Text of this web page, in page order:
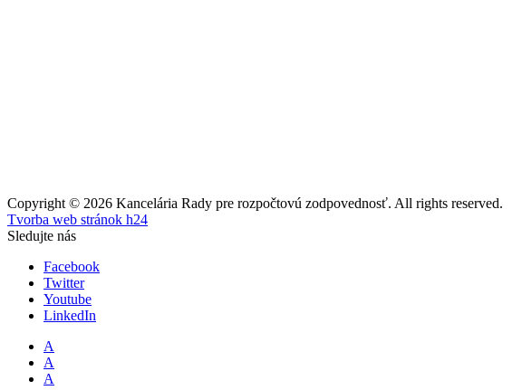
Copyright © 2026 Kancelária Rady pre rozpočtovú zodpovednosť. All rights reserved.
Tvorba web stránok h24
Sledujte nás
Facebook
Twitter
Youtube
LinkedIn
A
A
A